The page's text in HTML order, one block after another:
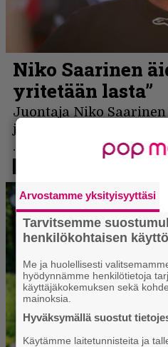
Arvostamme yksityisyyttäsi
Tarvitsemme
henkilökohtaisen
Me ja huolellisesti
hyödynnämme henkilötietoja
käyttäjäkokemuksen sekä
mainoksia.
Hyväksymällä suostut
Käytämme laitetunnisteita ja